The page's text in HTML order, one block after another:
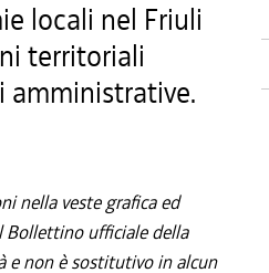
locali nel Friuli
territoriali
amministrative.
nella veste grafica ed
Bollettino ufficiale della
e non è sostitutivo in alcun